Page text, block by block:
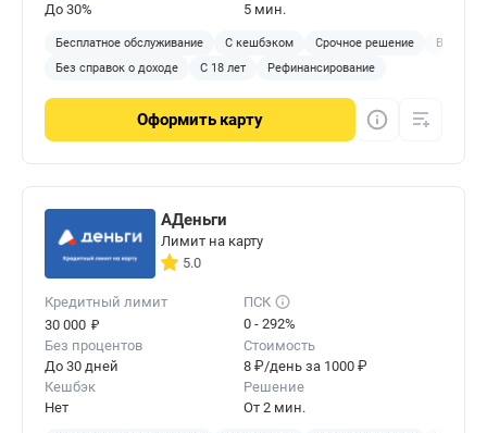
До 30%
5 мин.
Бесплатное обслуживание С кешбэком Срочное решение
Без справок о доходе
С 18 лет Рефинансирование
Оформить карту
АДеньги
Лимит на карту
5.0
Кредитный лимит
30 000 ₽
ПСК
0 - 292%
Без процентов
До 30 дней
Стоимость
8 ₽/день за 1000 ₽
Кешбэк
Нет
Решение
От 2 мин.